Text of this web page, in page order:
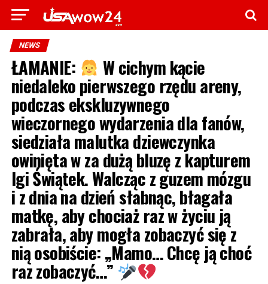
NEWS
ŁAMANIE: W cichym kącie
niedaleko pierwszego rzędu areny,
podczas ekskluzywnego
wieczornego wydarzenia dla fanów,
siedziała malutka dziewczynka
owinięta w za dużą bluzę z kapturem
Igi Świątek. Walcząc z guzem mózgu
i z dnia na dzień słabnąc, błagała
matkę, aby chociaż raz w życiu ją
zabrała, aby mogła zobaczyć się z
nią osobiście: „Mamo… Chcę ją choć
raz zobaczyć…”